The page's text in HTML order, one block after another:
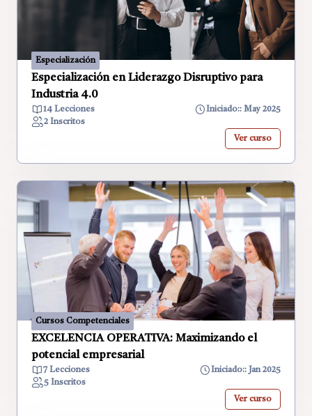
Especialización
Especialización en Liderazgo Disruptivo para
Industria 4.0
14 Lecciones
Iniciado:: May 2025
2 Inscritos
Ver curso
Cursos Competenciales
EXCELENCIA OPERATIVA: Maximizando el
potencial empresarial
7 Lecciones
Iniciado:: Jan 2025
5 Inscritos
Ver curso